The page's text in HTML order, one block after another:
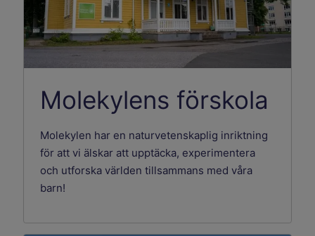
Molekylens förskola
Molekylen har en naturvetenskaplig inriktning
för att vi älskar att upptäcka, experimentera
och utforska världen tillsammans med våra
barn!